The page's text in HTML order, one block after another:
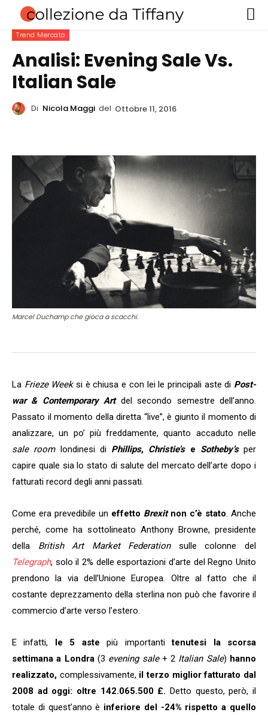
Trend Mercato
Analisi: Evening Sale Vs.
Italian Sale
Di Nicola Maggi del Ottobre 11, 2016
Marcel Duchamp che gioca a scacchi.
La Frieze Weeksi è chiusa e con lei le principali aste di Post-
war & Contemporary Artdel secondo semestre dell’anno.
Passato il momento della diretta “live”, è giunto il momento di
analizzare, un po’ più freddamente, quanto accaduto nelle
sale roomlondinesi di Phillips, Christie’se Sotheby’sper
capire quale sia lo stato di salute del mercato dell’arte dopo i
fatturati record degli anni passati.
Come era prevedibile un effetto Brexitnon c’è stato . Anche
perché, come ha sottolineato Anthony Browne, presidente
della British Art Market Federationsulle colonne del
Telegraph, solo il 2% delle esportazioni d’arte del Regno Unito
prendono la via dell’Unione Europea. Oltre al fatto che il
costante deprezzamento della sterlina non può che favorire il
commercio d’arte verso l’estero.
E infatti, le 5 astepiù importantitenutesi la scorsa
settimana a Londra(3 evening sale+ 2 Italian Sale) hanno
realizzato, complessivamente,il terzo miglior fatturato dal
2008 ad oggi: oltre 142.065.500 £. Detto questo, però, il
totale di quest’anno è inferiore del -24% rispetto a quello